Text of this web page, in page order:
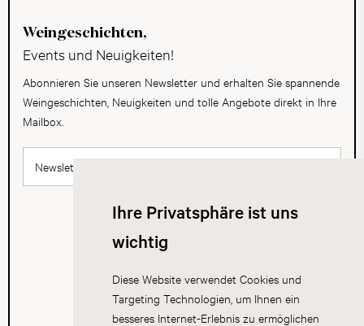
Ihre Privatsphäre ist uns
wichtig
Diese Website verwendet Cookies und
Targeting Technologien, um Ihnen ein
besseres Internet-Erlebnis zu ermöglichen
Weingeschichten,
Events und Neuigkeiten!
Abonnieren Sie unseren Newsletter und erhalten Sie spannende
Weingeschichten, Neuigkeiten und tolle Angebote direkt in Ihre
Mailbox.
Newsletter abonnieren